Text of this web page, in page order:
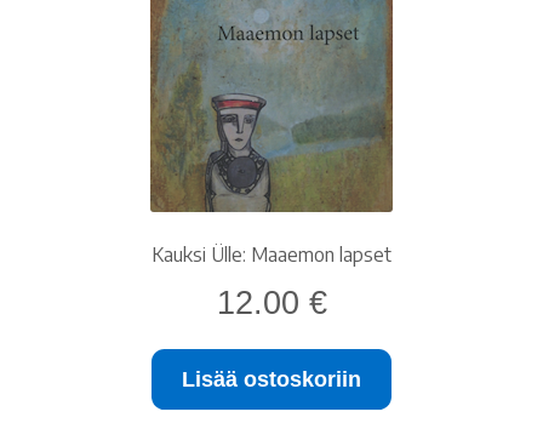
Kauksi Ülle: Maaemon lapset
12.00 €
Lisää ostoskoriin